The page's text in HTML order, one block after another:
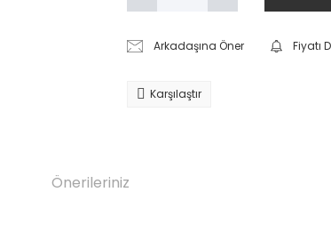
Arkadaşına Öner Fiyatı
Karşılaştır
Önerileriniz